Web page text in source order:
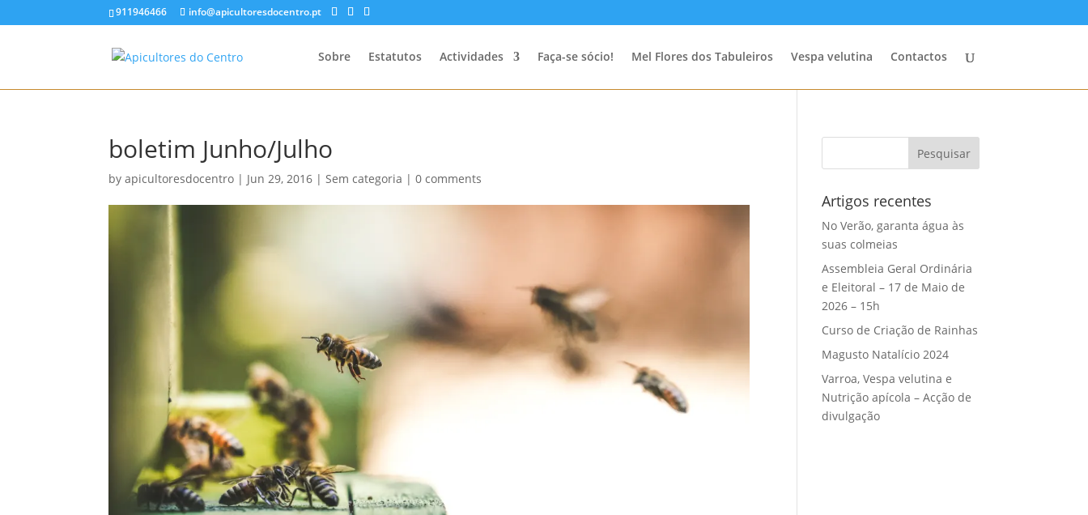
911946466 info@apicultoresdocentro.pt
Sobre Estatutos Actividades Faça-se sócio! Mel Flores dos Tabuleiros Vespa velutina Contactos
boletim Junho/Julho
byapicultoresdocentro | Jun 29, 2016 |Sem categoria |0 comments
Artigos recentes
No Verão, garanta água às
suas colmeias
Assembleia Geral Ordinária
e Eleitoral – 17 de Maio de
2026 – 15h
Curso de Criação de Rainhas
Magusto Natalício 2024
Varroa, Vespa velutina e
Nutrição apícola – Acção de
divulgação